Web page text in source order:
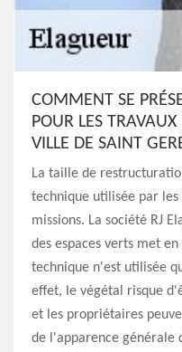
COMMENT SE
POUR LES
VILLE DE SAINT
La taille de
technique utilisée par
missions. La société RJ
des espaces verts met
technique n'est utilisée
effet, le végétal risque
et les propriétaires
de l'apparence générale